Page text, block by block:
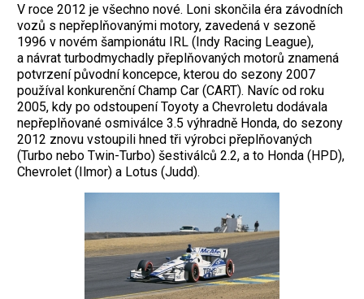
V roce 2012 je všechno nové. Loni skončila éra závodních
vozů s nepřeplňovanými mo­tory, zavedená v sezoně
1996 v novém šampionátu IRL (Indy Racing League),
a návrat turbodmychadly přeplňovaných motorů znamená
potvrzení původní koncepce, kterou do sezony 2007
používal konkurenční Champ Car (CART). Navíc od roku
2005, kdy po odstoupení Toyoty a Chevroletu dodávala
nepřeplňované ­osmiválce 3.5 výhradně Honda, do sezony
2012 znovu vstoupili hned tři výrobci přeplňovaných
(Turbo nebo Twin-Turbo) šestiválců 2.2, a to Honda (HPD),
Chevrolet (Ilmor) a Lotus (Judd).